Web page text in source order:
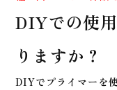
DIYでの使
りますか？
DIYでプライマーを